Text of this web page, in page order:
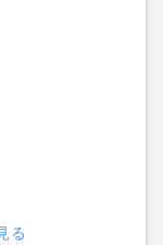
る